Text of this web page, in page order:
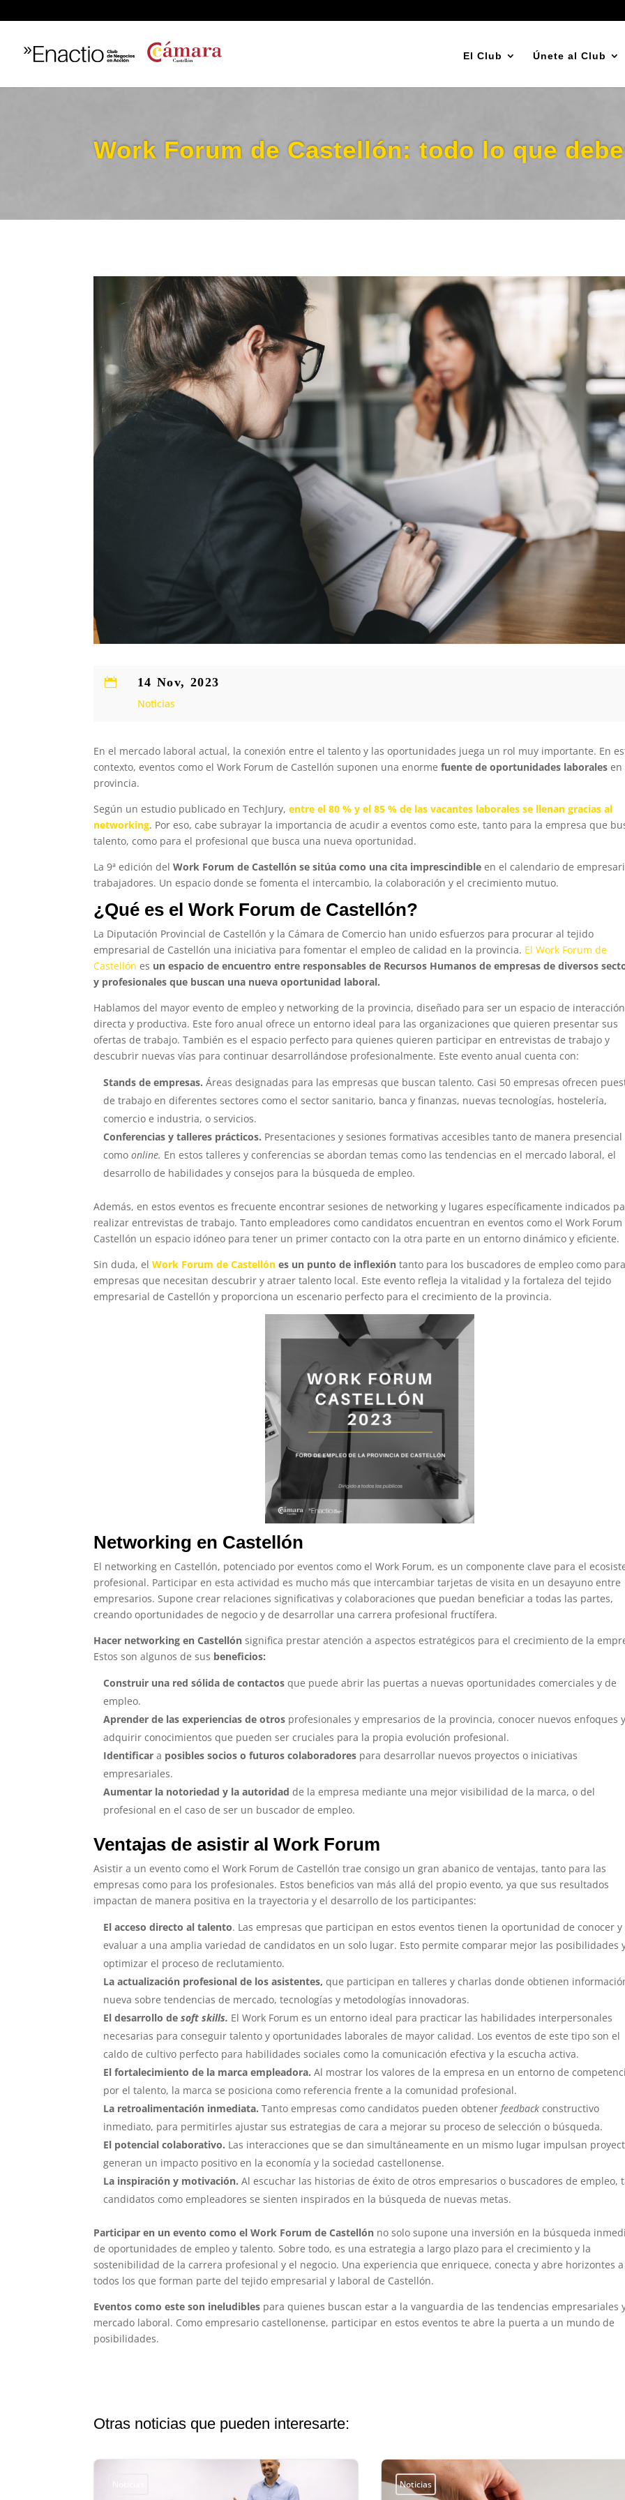
El Club Únete al Club
Work Forum de Castellón: todo lo que
 14 Nov, 2023
Noticias
En el mercado laboral actual, la conexión entre el talento y las oportunidades juega un rol muy importante. En
contexto, eventos como el Work Forum de Castellón suponen una enormefuente de oportunidades laboralesen
provincia.
Según un estudio publicado en TechJury,entre el 80 % y el 85 % de las vacantes laborales se llenan gracias al
networking. Por eso, cabe subrayar la importancia de acudir a eventos como este, tanto para la empresa que
talento, como para el profesional que busca una nueva oportunidad.
La 9ª edición delWork Forum de Castellón se sitúa como una cita imprescindibleen el calendario de
trabajadores. Un espacio donde se fomenta el intercambio, la colaboración y el crecimiento mutuo.
¿Qué es el Work Forum de Castellón?
La Diputación Provincial de Castellón y la Cámara de Comercio han unido esfuerzos para procurar al tejido
empresarial de Castellón una iniciativa para fomentar el empleo de calidad en la provincia. El Work Forum de
Castellón es un espacio de encuentro entre responsables de Recursos Humanos de empresas de diversos
y profesionales que buscan una nueva oportunidad laboral.
Hablamos del mayor evento de empleo y networking de la provincia, diseñado para ser un espacio de interacción
directa y productiva. Este foro anual ofrece un entorno ideal para las organizaciones que quieren presentar sus
ofertas de trabajo. También es el espacio perfecto para quienes quieren participar en entrevistas de trabajo y
descubrir nuevas vías para continuar desarrollándose profesionalmente. Este evento anual cuenta con:
Stands de empresas.Áreas designadas para las empresas que buscan talento. Casi 50 empresas ofrecen
de trabajo en diferentes sectores como el sector sanitario, banca y finanzas, nuevas tecnologías, hostelería,
comercio e industria, o servicios.
Conferencias y talleres prácticos. Presentaciones y sesiones formativas accesibles tanto de manera presencial
comoonline. En estos talleres y conferencias se abordan temas como las tendencias en el mercado laboral, el
desarrollo de habilidades y consejos para la búsqueda de empleo.
Además, en estos eventos es frecuente encontrar sesiones de networking y lugares específicamente indicados
realizar entrevistas de trabajo. Tanto empleadores como candidatos encuentran en eventos como el Work Forum
Castellón un espacio idóneo para tener un primer contacto con la otra parte en un entorno dinámico y eficiente.
Sin duda, elWork Forum de Castellónes un punto de inflexión tanto para los buscadores de empleo como
empresas que necesitan descubrir y atraer talento local. Este evento refleja la vitalidad y la fortaleza del tejido
empresarial de Castellón y proporciona un escenario perfecto para el crecimiento de la provincia.
Networking en Castellón
El networking en Castellón, potenciado por eventos como el Work Forum, es un componente clave para el
profesional. Participar en esta actividad es mucho más que intercambiar tarjetas de visita en un desayuno entre
empresarios. Supone crear relaciones significativas y colaboraciones que puedan beneficiar a todas las partes,
creando oportunidades de negocio y de desarrollar una carrera profesional fructífera.
Hacer networking en Castellón significa prestar atención a aspectos estratégicos para el crecimiento de la
Estos son algunos de sus beneficios:
Construir una red sólida de contactos que puede abrir las puertas a nuevas oportunidades comerciales y de
empleo.
Aprender de las experiencias de otros profesionales y empresarios de la provincia, conocer nuevos enfoques
adquirir conocimientos que pueden ser cruciales para la propia evolución profesional.
Identificara posibles socios o futuros colaboradores para desarrollar nuevos proyectos o iniciativas
empresariales.
Aumentar la notoriedad y la autoridad de la empresa mediante una mejor visibilidad de la marca, o del
profesional en el caso de ser un buscador de empleo.
Ventajas de asistir al Work Forum
Asistir a un evento como el Work Forum de Castellón trae consigo un gran abanico de ventajas, tanto para las
empresas como para los profesionales. Estos beneficios van más allá del propio evento, ya que sus resultados
impactan de manera positiva en la trayectoria y el desarrollo de los participantes:
El acceso directo al talento. Las empresas que participan en estos eventos tienen la oportunidad de conocer y
evaluar a una amplia variedad de candidatos en un solo lugar. Esto permite comparar mejor las posibilidades
optimizar el proceso de reclutamiento.
La actualización profesional de los asistentes, que participan en talleres y charlas donde obtienen
nueva sobre tendencias de mercado, tecnologías y metodologías innovadoras.
El desarrollo desoft skills. El Work Forum es un entorno ideal para practicar las habilidades interpersonales
necesarias para conseguir talento y oportunidades laborales de mayor calidad. Los eventos de este tipo son el
caldo de cultivo perfecto para habilidades sociales como la comunicación efectiva y la escucha activa.
El fortalecimiento de la marca empleadora. Al mostrar los valores de la empresa en un entorno de
por el talento, la marca se posiciona como referencia frente a la comunidad profesional.
La retroalimentación inmediata.Tanto empresas como candidatos pueden obtenerfeedbackconstructivo
inmediato, para permitirles ajustar sus estrategias de cara a mejorar su proceso de selección o búsqueda.
El potencial colaborativo. Las interacciones que se dan simultáneamente en un mismo lugar impulsan
generan un impacto positivo en la economía y la sociedad castellonense.
La inspiración y motivación.Al escuchar las historias de éxito de otros empresarios o buscadores de empleo,
candidatos como empleadores se sienten inspirados en la búsqueda de nuevas metas.
Participar en un evento como el Work Forum de Castellón no solo supone una inversión en la búsqueda
de oportunidades de empleo y talento. Sobre todo, es una estrategia a largo plazo para el crecimiento y la
sostenibilidad de la carrera profesional y el negocio. Una experiencia que enriquece, conecta y abre horizontes a
todos los que forman parte del tejido empresarial y laboral de Castellón.
Eventos como este son ineludibles para quienes buscan estar a la vanguardia de las tendencias empresariales
mercado laboral. Como empresario castellonense, participar en estos eventos te abre la puerta a un mundo de
posibilidades.
Otras noticias que pueden interesarte:
Noticias